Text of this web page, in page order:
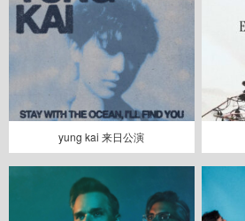
yung kai 来日公演